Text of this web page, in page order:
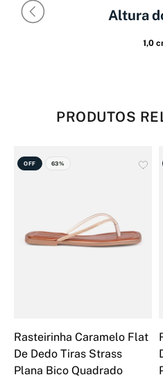
Altura
1,0
PRODUTOS
OFF 63%
Rasteirinha Caramelo Flat
De Dedo Tiras Strass
Plana Bico Quadrado